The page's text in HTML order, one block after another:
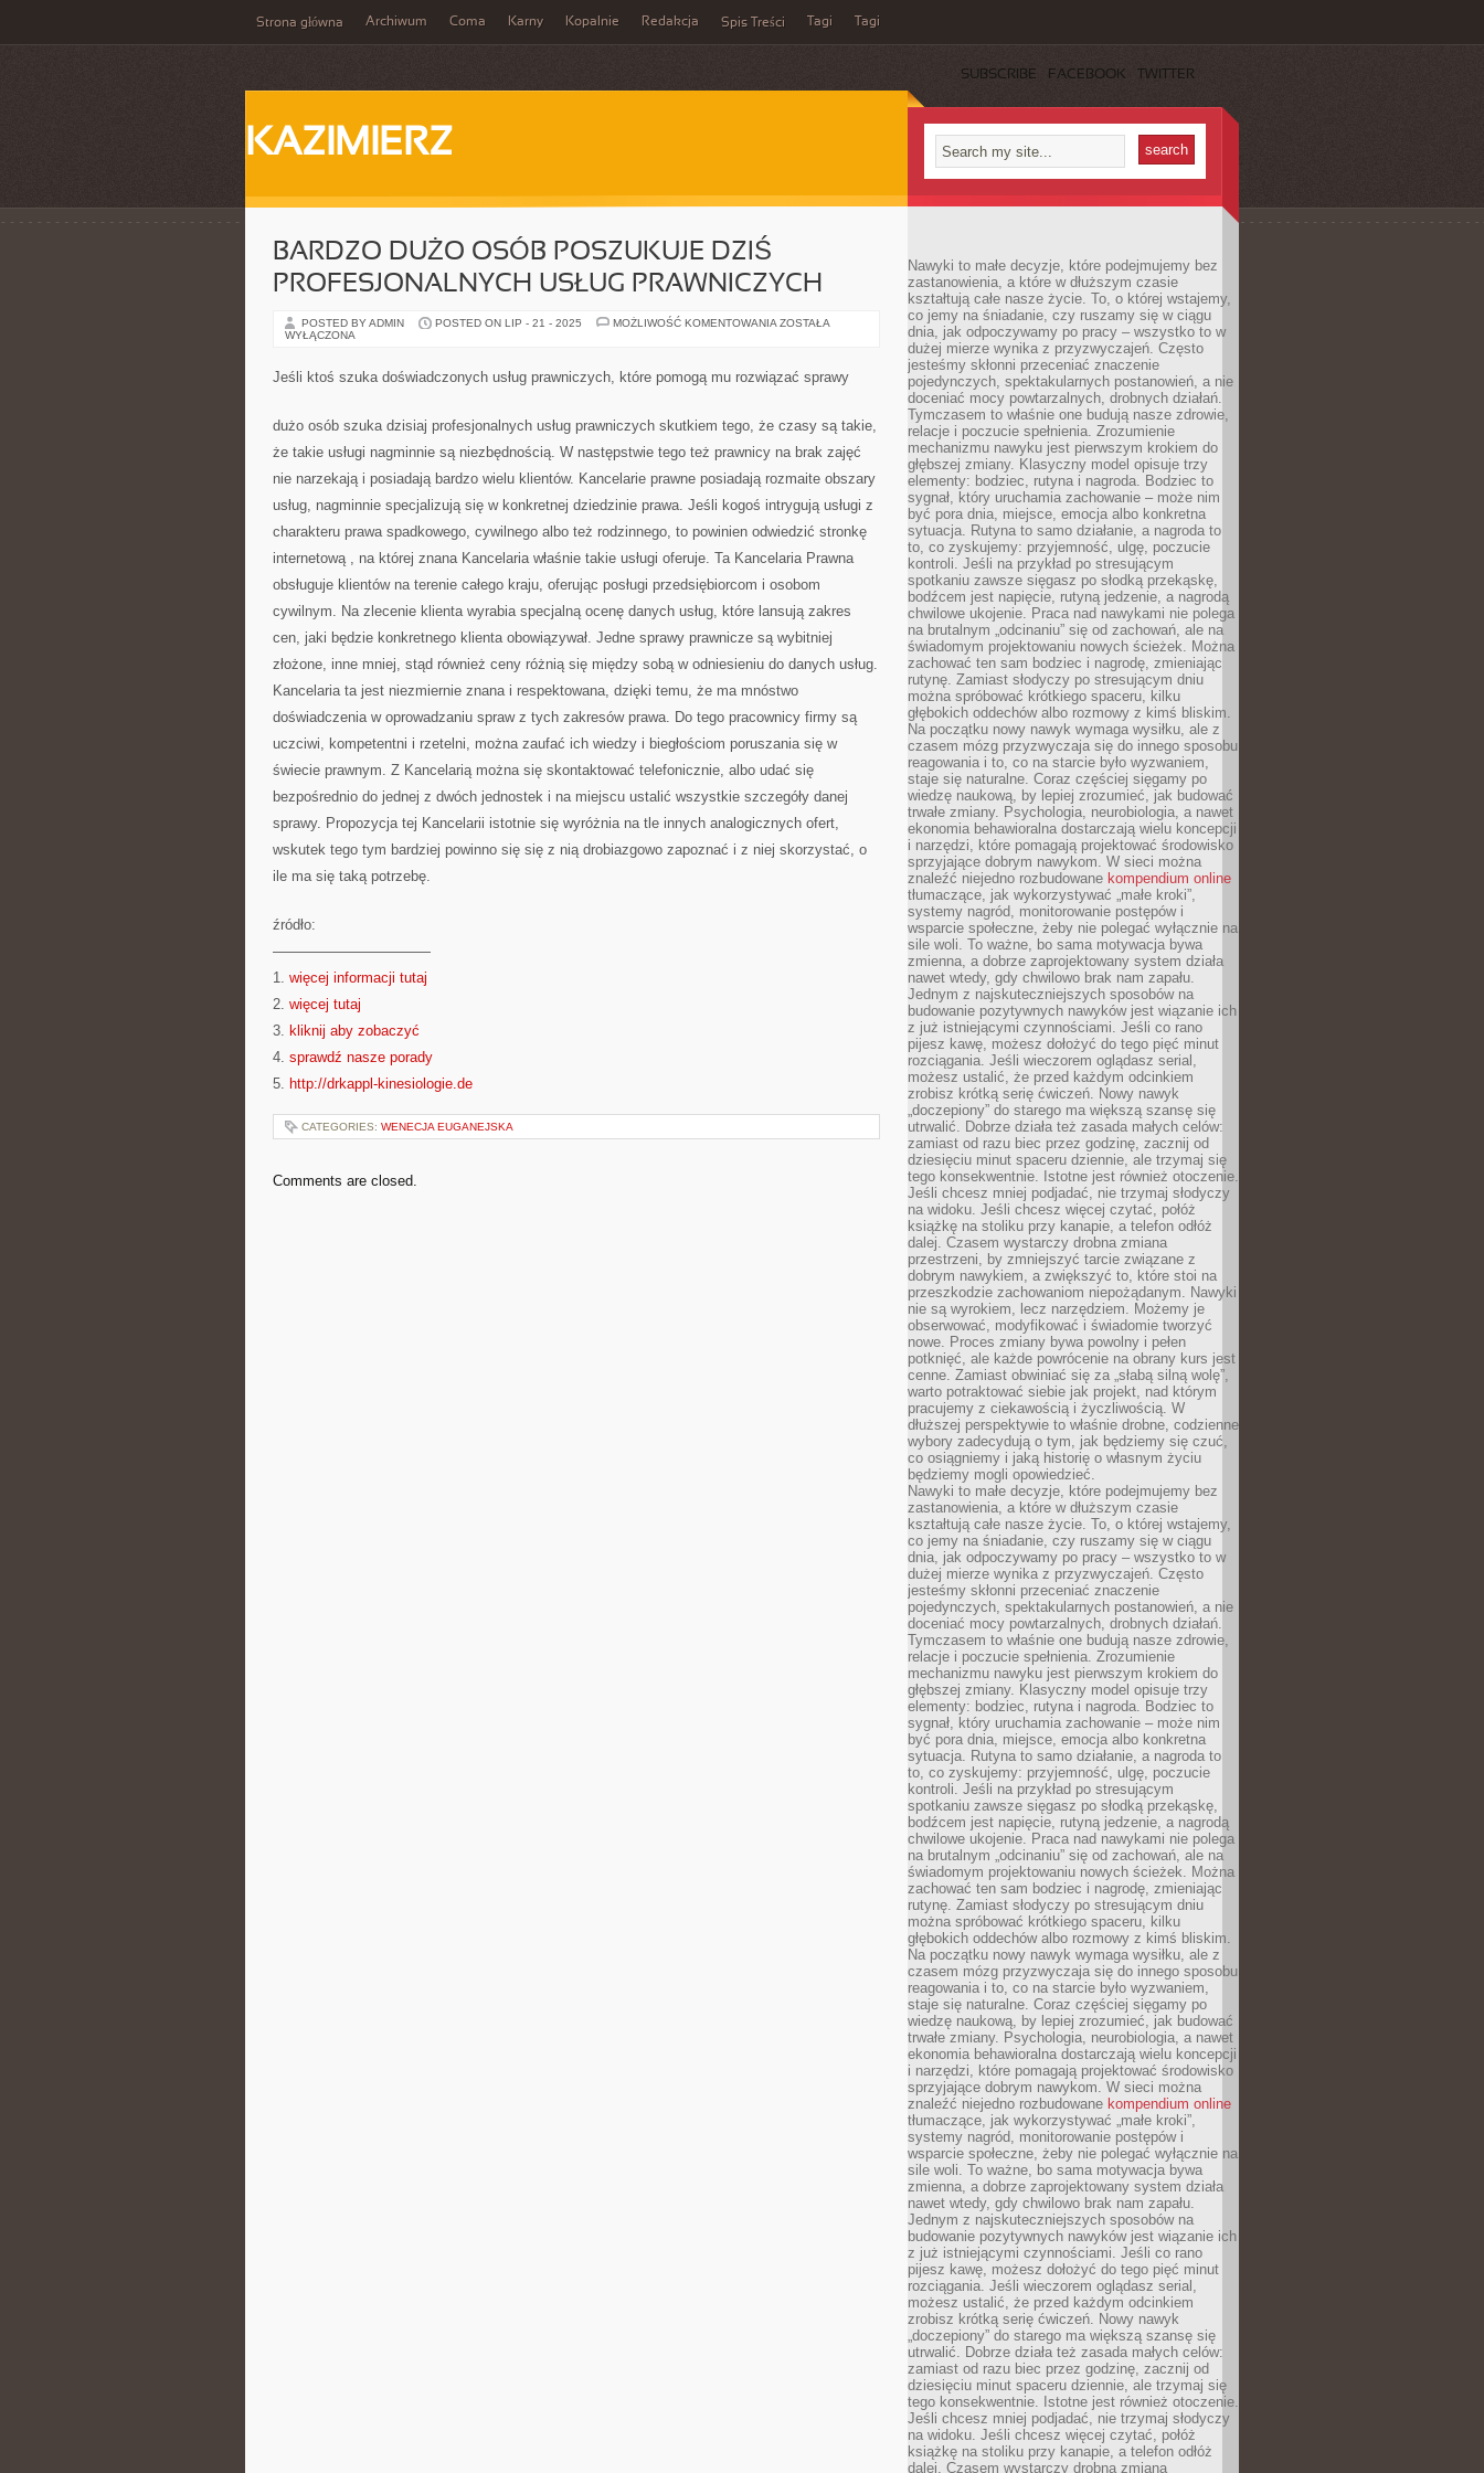
Strona główna Archiwum Coma Karny Kopalnie Redakcja Spis Treści Tagi Tagi
SUBSCRIBE FACEBOOK TWITTER
KAZIMIERZ
BARDZO DUŻO OSÓB POSZUKUJE DZIŚ
PROFESJONALNYCH USŁUG PRAWNICZYCH
POSTED BY ADMIN POSTED ON LIP - 21 - 2025 MOŻLIWOŚĆ KOMENTOWANIA BARDZO
DZIŚ
PROFESJONALNYCH
ZOSTAŁA
WYŁĄCZONA
Jeśli ktoś szuka doświadczonych usług prawniczych, które pomogą mu rozwiązać sprawy
dużo osób szuka dzisiaj profesjonalnych usług prawniczych skutkiem tego, że czasy są takie,
że takie usługi nagminnie są niezbędnością. W następstwie tego też prawnicy na brak zajęć
nie narzekają i posiadają bardzo wielu klientów. Kancelarie prawne posiadają rozmaite obszary
usług, nagminnie specjalizują się w konkretnej dziedzinie prawa. Jeśli kogoś intrygują usługi z
charakteru prawa spadkowego, cywilnego albo też rodzinnego, to powinien odwiedzić stronkę
internetową , na której znana Kancelaria właśnie takie usługi oferuje. Ta Kancelaria Prawna
obsługuje klientów na terenie całego kraju, oferując posługi przedsiębiorcom i osobom
cywilnym. Na zlecenie klienta wyrabia specjalną ocenę danych usług, które lansują zakres
cen, jaki będzie konkretnego klienta obowiązywał. Jedne sprawy prawnicze są wybitniej
złożone, inne mniej, stąd również ceny różnią się między sobą w odniesieniu do danych usług.
Kancelaria ta jest niezmiernie znana i respektowana, dzięki temu, że ma mnóstwo
doświadczenia w oprowadzaniu spraw z tych zakresów prawa. Do tego pracownicy firmy są
uczciwi, kompetentni i rzetelni, można zaufać ich wiedzy i biegłościom poruszania się w
świecie prawnym. Z Kancelarią można się skontaktować telefonicznie, albo udać się
bezpośrednio do jednej z dwóch jednostek i na miejscu ustalić wszystkie szczegóły danej
sprawy. Propozycja tej Kancelarii istotnie się wyróżnia na tle innych analogicznych ofert,
wskutek tego tym bardziej powinno się się z nią drobiazgowo zapoznać i z niej skorzystać, o
ile ma się taką potrzebę.
źródło:
———————————
1. więcej informacji tutaj
2. więcej tutaj
3. kliknij aby zobaczyć
4. sprawdź nasze porady
5. http://drkappl-kinesiologie.de
CATEGORIES: WENECJA EUGANEJSKA
Comments are closed.
Nawyki to małe decyzje, które podejmujemy bez
zastanowienia, a które w dłuższym czasie
kształtują całe nasze życie. To, o której wstajemy,
co jemy na śniadanie, czy ruszamy się w ciągu
dnia, jak odpoczywamy po pracy – wszystko to w
dużej mierze wynika z przyzwyczajeń. Często
jesteśmy skłonni przeceniać znaczenie
pojedynczych, spektakularnych postanowień, a nie
doceniać mocy powtarzalnych, drobnych działań.
Tymczasem to właśnie one budują nasze zdrowie,
relacje i poczucie spełnienia. Zrozumienie
mechanizmu nawyku jest pierwszym krokiem do
głębszej zmiany. Klasyczny model opisuje trzy
elementy: bodziec, rutyna i nagroda. Bodziec to
sygnał, który uruchamia zachowanie – może nim
być pora dnia, miejsce, emocja albo konkretna
sytuacja. Rutyna to samo działanie, a nagroda to
to, co zyskujemy: przyjemność, ulgę, poczucie
kontroli. Jeśli na przykład po stresującym
spotkaniu zawsze sięgasz po słodką przekąskę,
bodźcem jest napięcie, rutyną jedzenie, a nagrodą
chwilowe ukojenie. Praca nad nawykami nie polega
na brutalnym „odcinaniu” się od zachowań, ale na
świadomym projektowaniu nowych ścieżek. Można
zachować ten sam bodziec i nagrodę, zmieniając
rutynę. Zamiast słodyczy po stresującym dniu
można spróbować krótkiego spaceru, kilku
głębokich oddechów albo rozmowy z kimś bliskim.
Na początku nowy nawyk wymaga wysiłku, ale z
czasem mózg przyzwyczaja się do innego sposobu
reagowania i to, co na starcie było wyzwaniem,
staje się naturalne. Coraz częściej sięgamy po
wiedzę naukową, by lepiej zrozumieć, jak budować
trwałe zmiany. Psychologia, neurobiologia, a nawet
ekonomia behawioralna dostarczają wielu koncepcji
i narzędzi, które pomagają projektować środowisko
sprzyjające dobrym nawykom. W sieci można
znaleźć niejedno rozbudowane kompendium online
tłumaczące, jak wykorzystywać „małe kroki”,
systemy nagród, monitorowanie postępów i
wsparcie społeczne, żeby nie polegać wyłącznie na
sile woli. To ważne, bo sama motywacja bywa
zmienna, a dobrze zaprojektowany system działa
nawet wtedy, gdy chwilowo brak nam zapału.
Jednym z najskuteczniejszych sposobów na
budowanie pozytywnych nawyków jest wiązanie ich
z już istniejącymi czynnościami. Jeśli co rano
pijesz kawę, możesz dołożyć do tego pięć minut
rozciągania. Jeśli wieczorem oglądasz serial,
możesz ustalić, że przed każdym odcinkiem
zrobisz krótką serię ćwiczeń. Nowy nawyk
„doczepiony” do starego ma większą szansę się
utrwalić. Dobrze działa też zasada małych celów:
zamiast od razu biec przez godzinę, zacznij od
dziesięciu minut spaceru dziennie, ale trzymaj się
tego konsekwentnie. Istotne jest również otoczenie.
Jeśli chcesz mniej podjadać, nie trzymaj słodyczy
na widoku. Jeśli chcesz więcej czytać, połóż
książkę na stoliku przy kanapie, a telefon odłóż
dalej. Czasem wystarczy drobna zmiana
przestrzeni, by zmniejszyć tarcie związane z
dobrym nawykiem, a zwiększyć to, które stoi na
przeszkodzie zachowaniom niepożądanym. Nawyki
nie są wyrokiem, lecz narzędziem. Możemy je
obserwować, modyfikować i świadomie tworzyć
nowe. Proces zmiany bywa powolny i pełen
potknięć, ale każde powrócenie na obrany kurs jest
cenne. Zamiast obwiniać się za „słabą silną wolę”,
warto potraktować siebie jak projekt, nad którym
pracujemy z ciekawością i życzliwością. W
dłuższej perspektywie to właśnie drobne, codzienne
wybory zadecydują o tym, jak będziemy się czuć,
co osiągniemy i jaką historię o własnym życiu
będziemy mogli opowiedzieć.
Nawyki to małe decyzje, które podejmujemy bez
zastanowienia, a które w dłuższym czasie
kształtują całe nasze życie. To, o której wstajemy,
co jemy na śniadanie, czy ruszamy się w ciągu
dnia, jak odpoczywamy po pracy – wszystko to w
dużej mierze wynika z przyzwyczajeń. Często
jesteśmy skłonni przeceniać znaczenie
pojedynczych, spektakularnych postanowień, a nie
doceniać mocy powtarzalnych, drobnych działań.
Tymczasem to właśnie one budują nasze zdrowie,
relacje i poczucie spełnienia. Zrozumienie
mechanizmu nawyku jest pierwszym krokiem do
głębszej zmiany. Klasyczny model opisuje trzy
elementy: bodziec, rutyna i nagroda. Bodziec to
sygnał, który uruchamia zachowanie – może nim
być pora dnia, miejsce, emocja albo konkretna
sytuacja. Rutyna to samo działanie, a nagroda to
to, co zyskujemy: przyjemność, ulgę, poczucie
kontroli. Jeśli na przykład po stresującym
spotkaniu zawsze sięgasz po słodką przekąskę,
bodźcem jest napięcie, rutyną jedzenie, a nagrodą
chwilowe ukojenie. Praca nad nawykami nie polega
na brutalnym „odcinaniu” się od zachowań, ale na
świadomym projektowaniu nowych ścieżek. Można
zachować ten sam bodziec i nagrodę, zmieniając
rutynę. Zamiast słodyczy po stresującym dniu
można spróbować krótkiego spaceru, kilku
głębokich oddechów albo rozmowy z kimś bliskim.
Na początku nowy nawyk wymaga wysiłku, ale z
czasem mózg przyzwyczaja się do innego sposobu
reagowania i to, co na starcie było wyzwaniem,
staje się naturalne. Coraz częściej sięgamy po
wiedzę naukową, by lepiej zrozumieć, jak budować
trwałe zmiany. Psychologia, neurobiologia, a nawet
ekonomia behawioralna dostarczają wielu koncepcji
i narzędzi, które pomagają projektować środowisko
sprzyjające dobrym nawykom. W sieci można
znaleźć niejedno rozbudowane kompendium online
tłumaczące, jak wykorzystywać „małe kroki”,
systemy nagród, monitorowanie postępów i
wsparcie społeczne, żeby nie polegać wyłącznie na
sile woli. To ważne, bo sama motywacja bywa
zmienna, a dobrze zaprojektowany system działa
nawet wtedy, gdy chwilowo brak nam zapału.
Jednym z najskuteczniejszych sposobów na
budowanie pozytywnych nawyków jest wiązanie ich
z już istniejącymi czynnościami. Jeśli co rano
pijesz kawę, możesz dołożyć do tego pięć minut
rozciągania. Jeśli wieczorem oglądasz serial,
możesz ustalić, że przed każdym odcinkiem
zrobisz krótką serię ćwiczeń. Nowy nawyk
„doczepiony” do starego ma większą szansę się
utrwalić. Dobrze działa też zasada małych celów:
zamiast od razu biec przez godzinę, zacznij od
dziesięciu minut spaceru dziennie, ale trzymaj się
tego konsekwentnie. Istotne jest również otoczenie.
Jeśli chcesz mniej podjadać, nie trzymaj słodyczy
na widoku. Jeśli chcesz więcej czytać, połóż
książkę na stoliku przy kanapie, a telefon odłóż
dalej. Czasem wystarczy drobna zmiana